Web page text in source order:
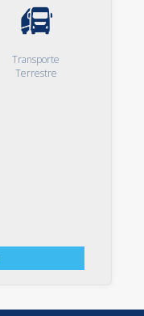
Transporte
Terrestre